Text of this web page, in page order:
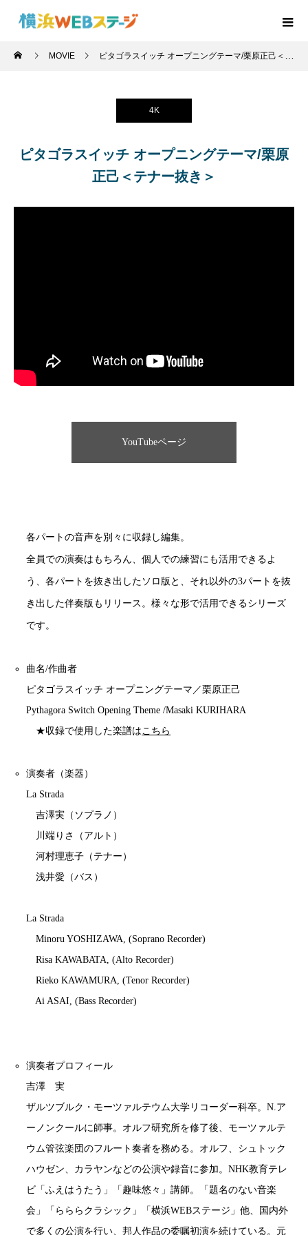
MOVIE ピタゴラスイッチ オープニングテーマ/栗原正己＜テナー抜き＞
4K
ピタゴラスイッチ オープニングテーマ/栗原
正己＜テナー抜き＞
YouTubeページ
各パートの音声を別々に収録し編集。
全員での演奏はもちろん、個人での練習にも活用できるよ
う、各パートを抜き出したソロ版と、それ以外の3パートを抜
き出した伴奏版もリリース。様々な形で活用できるシリーズ
です。
曲名/作曲者
ピタゴラスイッチ オープニングテーマ／栗原正己
Pythagora Switch Opening Theme /Masaki KURIHARA
★収録で使用した楽譜は こちら
演奏者（楽器）
La Strada
吉澤実（ソプラノ）
川端りさ（アルト）
河村理恵子（テナー）
浅井愛（バス）
La Strada
Minoru YOSHIZAWA, (Soprano Recorder)
Risa KAWABATA, (Alto Recorder)
Rieko KAWAMURA, (Tenor Recorder)
Ai ASAI, (Bass Recorder)
演奏者プロフィール
吉澤 実
ザルツブルク・モーツァルテウム大学リコーダー科卒。N.ア
ーノンクールに師事。オルフ研究所を修了後、モーツァルテ
ウム管弦楽団のフルート奏者を務める。オルフ、シュトック
ハウゼン、カラヤンなどの公演や録音に参加。NHK教育テレ
ビ「ふえはうたう」「趣味悠々」講師。「題名のない音楽
会」「らららクラシック」「横浜WEBステージ」他、国内外
で多くの公演を行い、邦人作品の委嘱初演を続けている。元